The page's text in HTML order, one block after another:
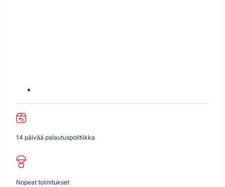
14 päivää palautuspolitiikka
Nopeat toimitukset